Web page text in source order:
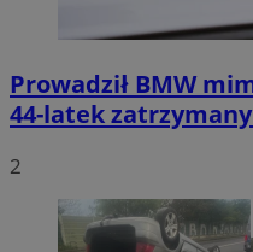
Prowadził BMW
44-latek zatrzymany
2